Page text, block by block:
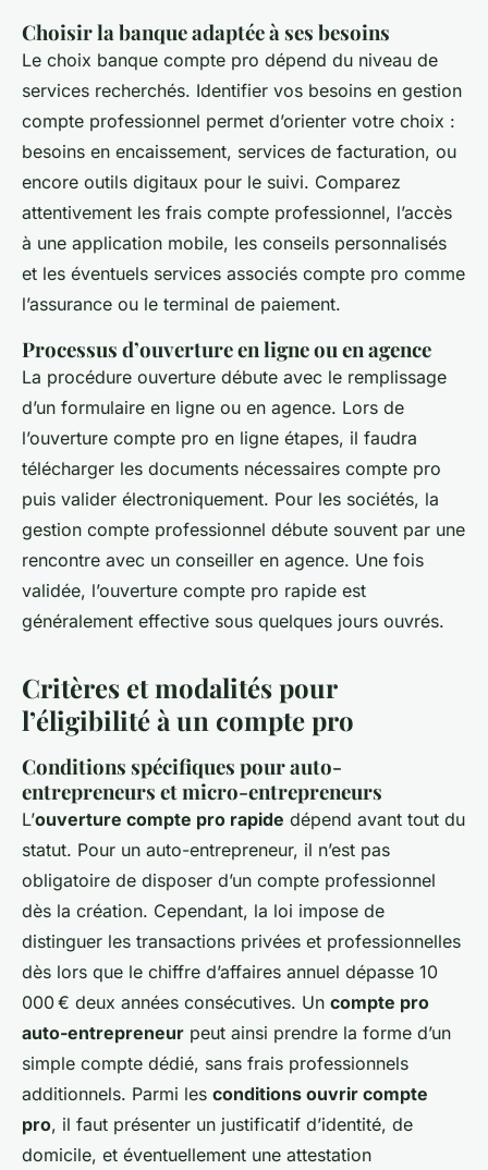
Choisir la banque adaptée à ses besoins
Le choix banque compte pro dépend du niveau de
services recherchés. Identifier vos besoins en gestion
compte professionnel permet d’orienter votre choix :
besoins en encaissement, services de facturation, ou
encore outils digitaux pour le suivi. Comparez
attentivement les frais compte professionnel, l’accès
à une application mobile, les conseils personnalisés
et les éventuels services associés compte pro comme
l’assurance ou le terminal de paiement.
Processus d’ouverture en ligne ou en agence
La procédure ouverture débute avec le remplissage
d’un formulaire en ligne ou en agence. Lors de
l’ouverture compte pro en ligne étapes, il faudra
télécharger les documents nécessaires compte pro
puis valider électroniquement. Pour les sociétés, la
gestion compte professionnel débute souvent par une
rencontre avec un conseiller en agence. Une fois
validée, l’ouverture compte pro rapide est
généralement effective sous quelques jours ouvrés.
Critères et modalités pour
l’éligibilité à un compte pro
Conditions spécifiques pour auto-
entrepreneurs et micro-entrepreneurs
L’ouverture compte pro rapide dépend avant tout du
statut. Pour un auto-entrepreneur, il n’est pas
obligatoire de disposer d’un compte professionnel
dès la création. Cependant, la loi impose de
distinguer les transactions privées et professionnelles
dès lors que le chiffre d’affaires annuel dépasse 10
000 € deux années consécutives. Un compte pro
auto-entrepreneur peut ainsi prendre la forme d’un
simple compte dédié, sans frais professionnels
additionnels. Parmi les conditions ouvrir compte
pro, il faut présenter un justificatif d’identité, de
domicile, et éventuellement une attestation